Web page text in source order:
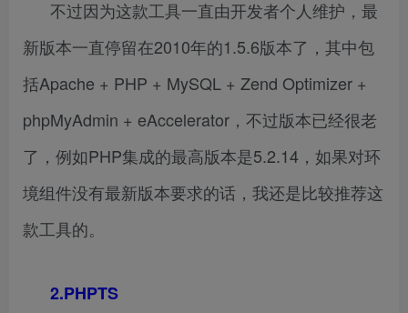
不过因为这款工具一直由开发者个人维护，最
新版本一直停留在2010年的1.5.6版本了，其中包
括Apache + PHP + MySQL + Zend Optimizer +
phpMyAdmin + eAccelerator，不过版本已经很老
了，例如PHP集成的最高版本是5.2.14，如果对环
境组件没有最新版本要求的话，我还是比较推荐这
款工具的。
2.PHPTS